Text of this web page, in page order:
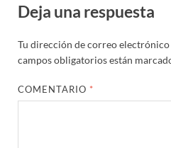
Deja una respuesta
Tu dirección de correo
campos obligatorios están
COMENTARIO *